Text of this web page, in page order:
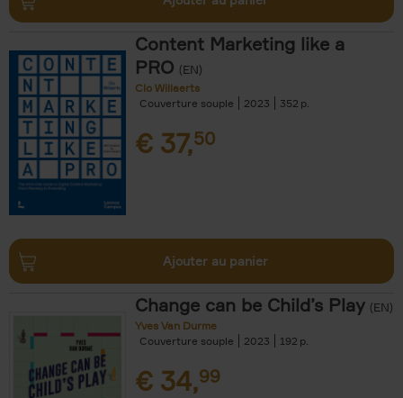
Content Marketing like a
PRO (EN)
Clo Willaerts
Couverture souple
2023 352
€ 37,50
Ajouter au panier
Change can be Child’s Play (EN)
Yves Van Durme
Couverture souple
2023 192
€ 34,99